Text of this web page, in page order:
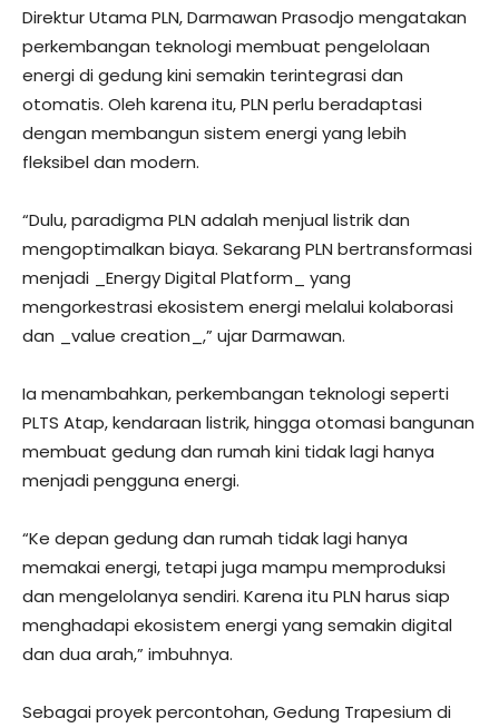
Direktur Utama PLN, Darmawan Prasodjo mengatakan
perkembangan teknologi membuat pengelolaan
energi di gedung kini semakin terintegrasi dan
otomatis. Oleh karena itu, PLN perlu beradaptasi
dengan membangun sistem energi yang lebih
fleksibel dan modern.
“Dulu, paradigma PLN adalah menjual listrik dan
mengoptimalkan biaya. Sekarang PLN bertransformasi
menjadi _Energy Digital Platform_ yang
mengorkestrasi ekosistem energi melalui kolaborasi
dan _value creation_,” ujar Darmawan.
Ia menambahkan, perkembangan teknologi seperti
PLTS Atap, kendaraan listrik, hingga otomasi bangunan
membuat gedung dan rumah kini tidak lagi hanya
menjadi pengguna energi.
“Ke depan gedung dan rumah tidak lagi hanya
memakai energi, tetapi juga mampu memproduksi
dan mengelolanya sendiri. Karena itu PLN harus siap
menghadapi ekosistem energi yang semakin digital
dan dua arah,” imbuhnya.
Sebagai proyek percontohan, Gedung Trapesium di